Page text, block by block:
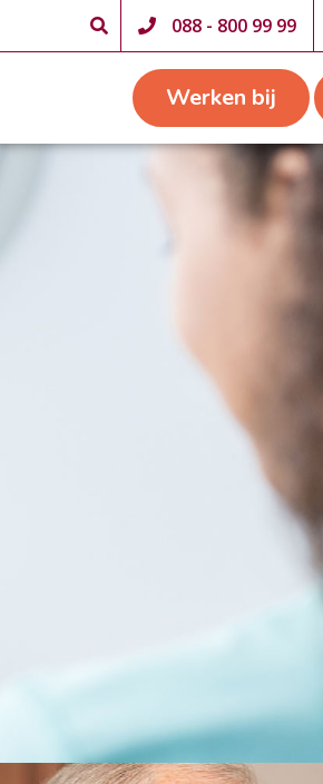
088 - 800 99 99
Werken bij